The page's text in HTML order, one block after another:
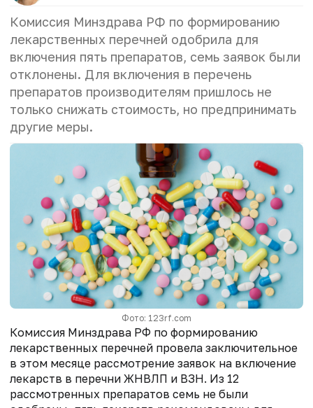
Комиссия Минздрава РФ по формированию
лекарственных перечней одобрила для
включения пять препаратов, семь заявок были
отклонены. Для включения в перечень
препаратов производителям пришлось не
только снижать стоимость, но предпринимать
другие меры.
Фото: 123rf.com
Комиссия Минздрава РФ по формированию
лекарственных перечней провела заключительное
в этом месяце рассмотрение заявок на включение
лекарств в перечни ЖНВЛП и ВЗН. Из 12
рассмотренных препаратов семь не были